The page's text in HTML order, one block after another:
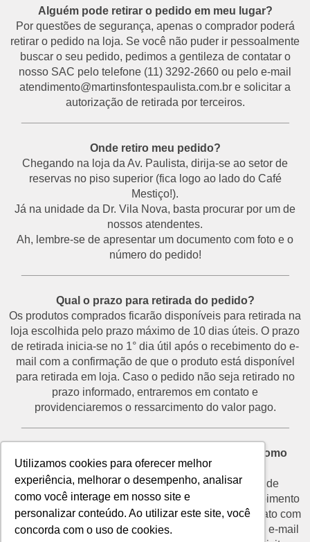
Utilizamos cookies para oferecer melhor
experiência, melhorar o desempenho, analisar
como você interage em nosso site e
personalizar conteúdo. Ao utilizar este site, você
concorda com o uso de cookies.
Alguém pode retirar o pedido em meu lugar?
Por questões de segurança, apenas o comprador poderá
retirar o pedido na loja. Se você não puder ir pessoalmente
buscar o seu pedido, pedimos a gentileza de contatar o
nosso SAC pelo telefone (11) 3292-2660 ou pelo e-mail
atendimento@martinsfontespaulista.com.br e solicitar a
autorização de retirada por terceiros.
Onde retiro meu pedido?
Chegando na loja da Av. Paulista, dirija-se ao setor de
reservas no piso superior (fica logo ao lado do Café
Mestiço!).
Já na unidade da Dr. Vila Nova, basta procurar por um de
nossos atendentes.
Ah, lembre-se de apresentar um documento com foto e o
número do pedido!
Qual o prazo para retirada do pedido?
Os produtos comprados ficarão disponíveis para retirada na
loja escolhida pelo prazo máximo de 10 dias úteis. O prazo
de retirada inicia-se no 1° dia útil após o recebimento do e-
mail com a confirmação de que o produto está disponível
para retirada em loja. Caso o pedido não seja retirado no
prazo informado, entraremos em contato e
providenciaremos o ressarcimento do valor pago.
Desisti do pedido e não vou retirá-lo na loja. Como
proceder?
O prazo para devolução de produtos por motivo de
desistência é de até 7 dias corridos a partir do recebimento
do e-mail de confirmação de retirada. Entre em contato com
o nosso SAC através do telefone (11) 3292-2660 ou e-mail